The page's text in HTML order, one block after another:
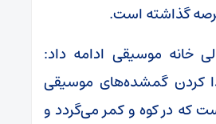
گذاشته است.
خانه موسیقی ادامه داد:
کردن گمشده‌های موسیقی
که در کوه و کمر می‌گردد و